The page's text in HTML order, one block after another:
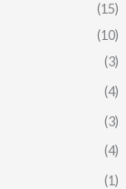
(15)
(10)
(3)
(4)
(3)
(4)
(1)